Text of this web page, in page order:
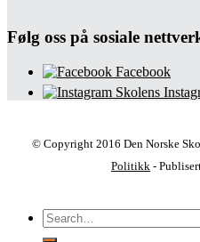
Følg oss på sosiale
Facebook
Skolens
© Copyright 2016 Den Norske
Politikk -